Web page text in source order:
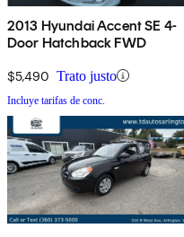
2013 Hyundai Accent SE 4-
Door Hatchback FWD
$5,490 Trato justo
Incluye tarifas de conc.